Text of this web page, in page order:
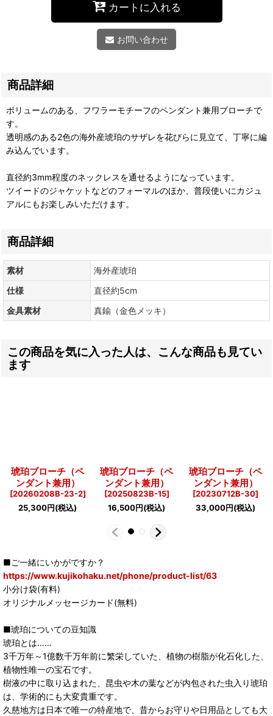
カートに入れる
お問い合わせ
商品詳細
ボリュームのある、フワラーモチーフのペンダント兼用ブローチで
す。
透明感のある2色の海外産琥珀のサザレを花びらに見立て、丁寧に編
み込んでいます。
直径約3mm程度のネックレスを通せるようになっています。
ツイードのジャケットなどのフォーマルのほか、普段使いにカジュ
アルにもお楽しみいただけます。
商品詳細
素材
海外産琥珀
仕様
直径約5cm
金具素材
真鍮（金色メッキ）
この商品を気に入った人は、こんな商品も見てい
ます
琥珀ブローチ（ペ
ンダント兼用）
[20260208B-23-2]
25,300円(税込)
琥珀ブローチ（ペ
ンダント兼用）
[20250823B-15]
16,500円(税込)
琥珀ブローチ（ペ
ンダント兼用）
[20230712B-30]
33,000円(税込)
■ご一緒にいかがですか？
https://www.kujikohaku.net/phone/product-list/63
小分け袋(有料)
オリジナルメッセージカード(無料)
■琥珀についての豆知識
琥珀とは……
3千万年～1億数千万年前に繁栄していた、植物の樹脂が化石化した、
植物性唯一の宝石です。
樹液の中に取り込まれた、昆虫や木の葉などが内包された虫入り琥珀
は、学術的にも大変貴重です。
久慈地方は日本で唯一の特産地で、昔からお守りや日用品としても大